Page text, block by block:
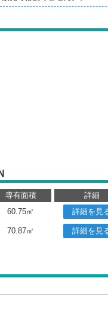
専有面積 詳細
60.75㎡ 詳細を見
70.87㎡ 詳細を見